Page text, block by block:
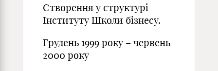
Створення у структурі
Інституту Школи бізнесу.
Грудень 1999 року – червень
2000 року